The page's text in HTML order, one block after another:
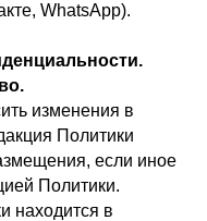
WhatsApp).
изменения в
Политики
если иное
Политики.
находится в